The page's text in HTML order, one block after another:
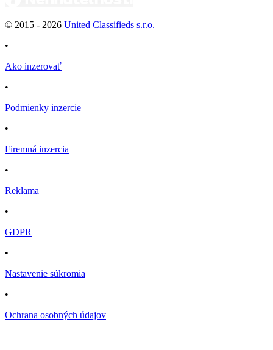
© 2015 - 2026 United Classifieds s.r.o.
•
Ako inzerovať
•
Podmienky inzercie
•
Firemná inzercia
•
Reklama
•
GDPR
•
Nastavenie súkromia
•
Ochrana osobných údajov